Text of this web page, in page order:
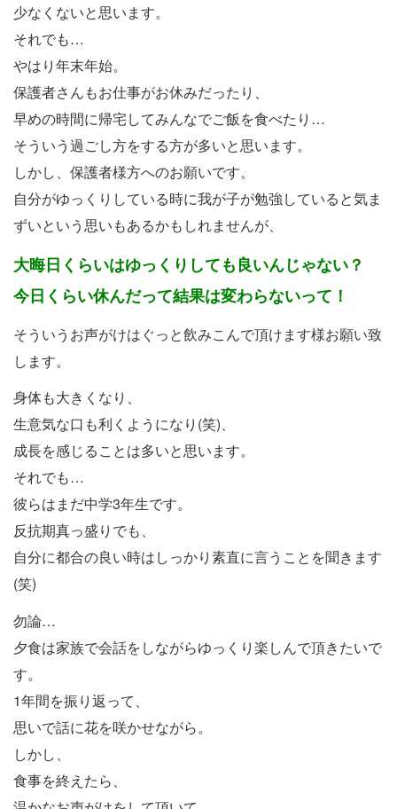
少なくないと思います。
それでも…
やはり年末年始。
保護者さんもお仕事がお休みだったり、
早めの時間に帰宅してみんなでご飯を食べたり…
そういう過ごし方をする方が多いと思います。
しかし、保護者様方へのお願いです。
自分がゆっくりしている時に我が子が勉強していると気ま
ずいという思いもあるかもしれませんが、
大晦日くらいはゆっくりしても良いんじゃない？
今日くらい休んだって結果は変わらないって！
そういうお声がけはぐっと飲みこんで頂けます様お願い致
します。
身体も大きくなり、
生意気な口も利くようになり(笑)、
成長を感じることは多いと思います。
それでも…
彼らはまだ中学3年生です。
反抗期真っ盛りでも、
自分に都合の良い時はしっかり素直に言うことを聞きます
(笑)
勿論…
夕食は家族で会話をしながらゆっくり楽しんで頂きたいで
す。
1年間を振り返って、
思いで話に花を咲かせながら。
しかし、
食事を終えたら、